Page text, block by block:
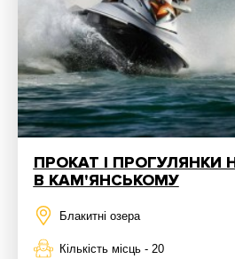
ПРОКАТ І ПРОГУЛЯНКИ
В КАМ'ЯНСЬКОМУ
Блакитні озера
Кількість місць - 20